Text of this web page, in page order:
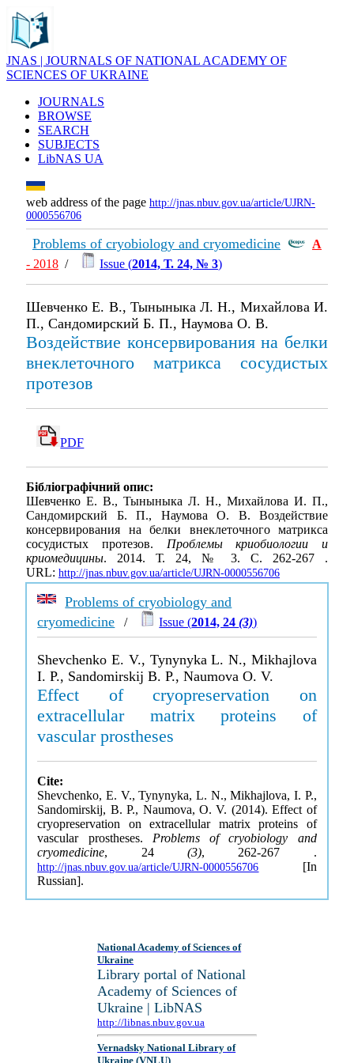
JNAS | JOURNALS OF NATIONAL ACADEMY OF
SCIENCES OF UKRAINE
JOURNALS
BROWSE
SEARCH
SUBJECTS
LibNAS UA
web address of the page http://jnas.nbuv.gov.ua/article/UJRN-
0000556706
Problems of cryobiology and cryomedicine
А
- 2018 / Issue (2014, Т. 24, № 3)
Шевченко Е. В., Тыныныка Л. Н., Михайлова И.
П., Сандомирский Б. П., Наумова О. В.
Воздействие консервирования на белки
внеклеточного матрикса сосудистых
протезов
PDF
Бібліографічний опис:
Шевченко Е. В., Тыныныка Л. Н., Михайлова И. П.,
Сандомирский Б. П., Наумова О. В. Воздействие
консервирования на белки внеклеточного матрикса
сосудистых протезов. Проблемы криобиологии и
криомедицины. 2014. Т. 24, № 3. С. 262-267 .
URL: http://jnas.nbuv.gov.ua/article/UJRN-0000556706
Problems of cryobiology and
cryomedicine / Issue (2014, 24(3))
Shevchenko E. V., Tynynyka L. N., Mikhajlova
I. P., Sandomirskij B. P., Naumova O. V.
Effect of cryopreservation on
extracellular matrix proteins of
vascular prostheses
Cite:
Shevchenko, E. V., Tynynyka, L. N., Mikhajlova, I. P.,
Sandomirskij, B. P., Naumova, O. V. (2014). Effect of
cryopreservation on extracellular matrix proteins of
vascular prostheses. Problems of cryobiology and
cryomedicine, 24 (3), 262-267 .
http://jnas.nbuv.gov.ua/article/UJRN-0000556706 [In
Russian].
National Academy of Sciences of
Ukraine
Library portal of National
Academy of Sciences of
Ukraine | LibNAS
http://libnas.nbuv.gov.ua
Vernadsky National Library of
Ukraine (VNLU)